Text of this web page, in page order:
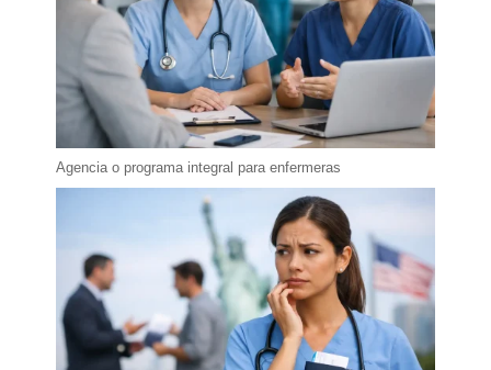
Agencia o programa integral para enfermeras